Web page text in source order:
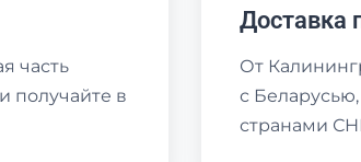
часть
получайте в
Доставка
От
с
странами